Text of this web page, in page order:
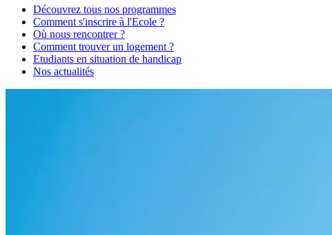
Découvrez tous nos programmes
Comment s'inscrire à l'Ecole ?
Où nous rencontrer ?
Comment trouver un logement ?
Etudiants en situation de handicap
Nos actualités